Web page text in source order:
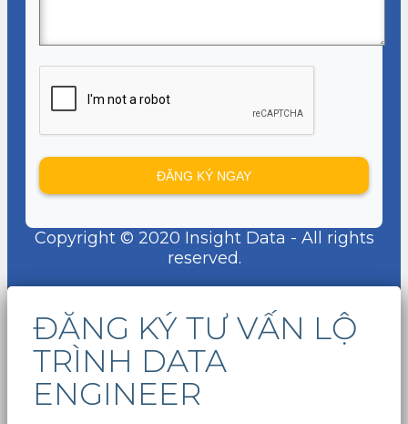
Copyright © 2020 Insight Data - All rights
reserved.
ĐĂNG KÝ TƯ VẤN LỘ
TRÌNH DATA
ENGINEER